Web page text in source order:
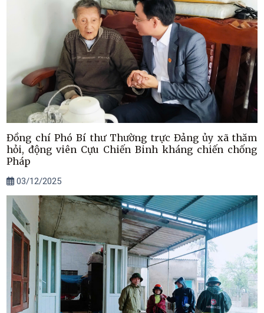
Đồng chí Phó Bí thư Thường trực Đảng ủy xã thăm
hỏi, động viên Cựu Chiến Binh kháng chiến chống
Pháp
03/12/2025